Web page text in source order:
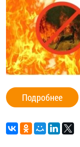
Подробнее